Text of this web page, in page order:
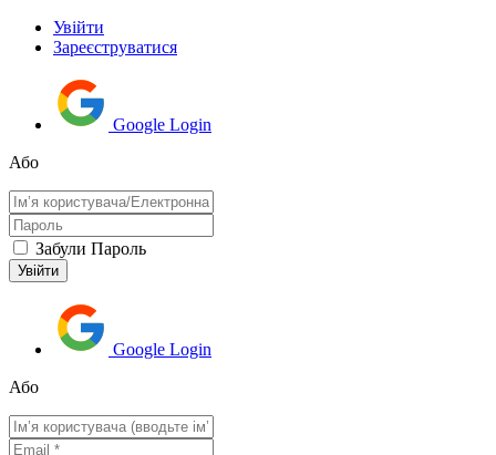
Увійти
Зареєструватися
Google Login
Або
Забули Пароль
Google Login
Або